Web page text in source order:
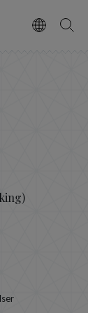
VælgSøg